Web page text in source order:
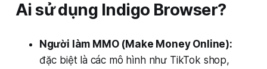
Ai sử dụng Indigo Browser?
Người làm MMO (Make Money Online):
đặc biệt là các mô hình như TikTok shop,